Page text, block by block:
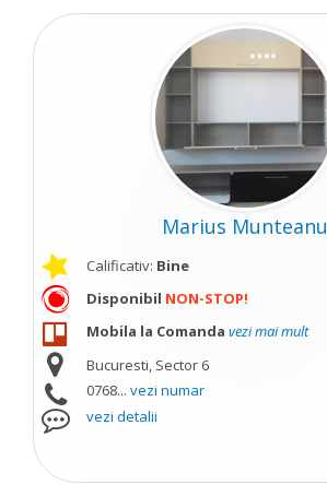
Marius Munteanu
Calificativ: Bine
Disponibil NON-STOP!
Mobila la Comanda vezi mai mult
Bucuresti, Sector 6
0768... vezi numar
vezi detalii